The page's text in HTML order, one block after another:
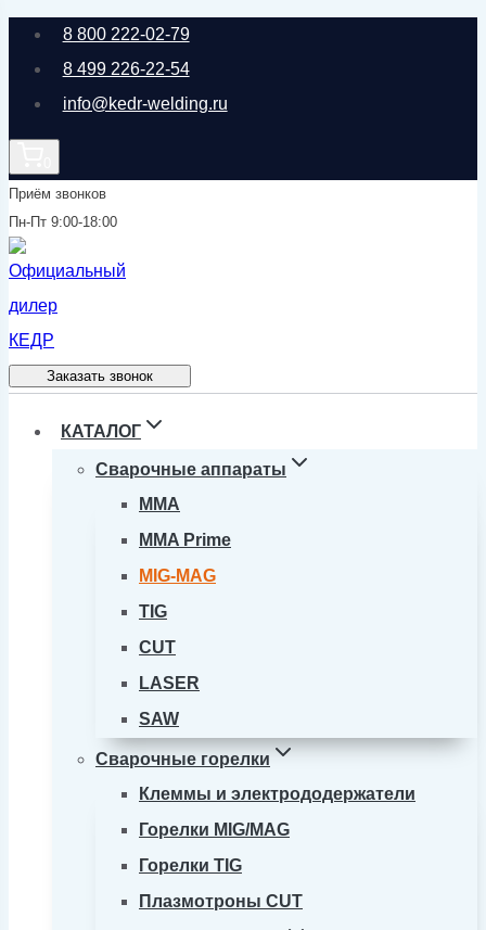
Перейти
содержимому
8 800 222-02-79
8 499 226-22-54
info@kedr-welding.ru
Приём звонков
Пн-Пт 9:00-18:00
Заказать звонок
КАТАЛОГ
Сварочные аппараты
MMA
MMA Prime
MIG-MAG
TIG
CUT
LASER
SAW
Сварочные горелки
Клеммы и электрододержатели
Горелки MIG/MAG
Горелки TIG
Плазмотроны CUT